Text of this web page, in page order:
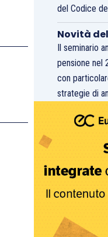
del Codice
Novità
Il seminario
pensione nel
con
strategie di